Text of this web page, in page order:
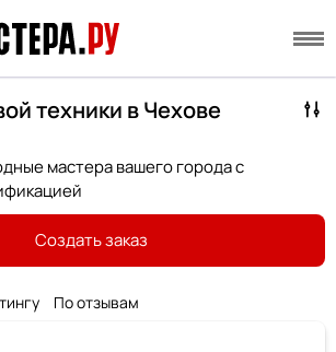
техники в Чехове
мастера вашего города с
Создать заказ
По отзывам